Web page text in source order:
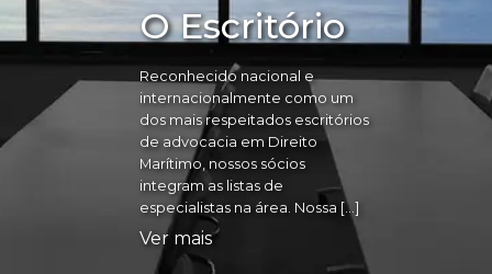
O Escritório
Reconhecido nacional e
internacionalmente como um
dos mais respeitados escritórios
de advocacia em Direito
Marítimo, nossos sócios
integram as listas de
especialistas na área. Nossa […]
Ver mais